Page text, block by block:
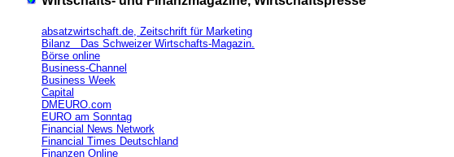
absatzwirtschaft.de, Zeitschrift für Marketing
Bilanz Das Schweizer Wirtschafts-Magazin.
Börse online
Business-Channel
Business Week
Capital
DMEURO.com
EURO am Sonntag
Financial News Network
Financial Times Deutschland
Finanzen Online